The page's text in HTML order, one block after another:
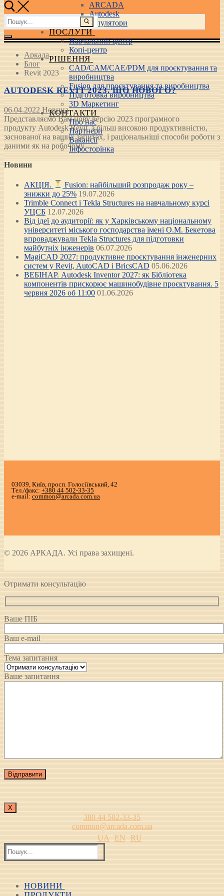
ARCADA
Autodesk
3D маніпулятори
ПОСЛУГИ
Навчальний центр
Копі-центр
РІШЕННЯ
CAD/CAM/CAE/PDM для проєктування та
виробництва
Fusion для проєктування та виробництва
Підготовка виробництва
3D Маркетинг
КОНТАКТИ
Про нас
Партнери
Вакансії
Інфосторінка
Пошук:
Аркада
Блог
Revit 2023
AUTODESK REVIT 2023. ЩО НОВОГО?
06.04.2022 Новина
Представляємо Вам нову версію 2023 програмного
продукту Autodesk Revit з більш високою продуктивністю,
заснованої на ваших запитах, і раціональніші способи роботи з
даними як на робочому…
Новини
АКЦІЯ.
Fusion: найбільший розпродаж року –
знижки до 25% 19.07.2026
Trimble Connect і Tekla Structures на навчальному курсі
УЦСБ 12.07.2026
Від ідеї до аудиторії: як у Харківському національному
університеті міського господарства імені О.М. Бекетова
впроваджували Tekla Structures для підготовки
майбутніх інженерів 06.07.2026
MagiCAD 2027: продуктивне проєктування інженерних
систем у Revit, AutoCAD і BricsCAD 05.06.2026
ВЕБІНАР. Autodesk Inventor 2027: як Бібліотека
компонентів прискорює машинобудівне проєктування. 5
червня 2026 об 11:00 01.06.2026
03039, Київ, просп. Голосіївський, 42
Тел./факс: +380 44 502-33-35
e-mail: common@arcada.com.ua
© 2026 АРКАДА. Усі права захищені.
Отримати консультацію
Ваше ПІБ
Ваш e-mail
Тема запитання
Ваше запитання
Х
380 44 502-33-35
common@arcada.com.ua
UA
EN
RU
Пошук:
НОВИНИ